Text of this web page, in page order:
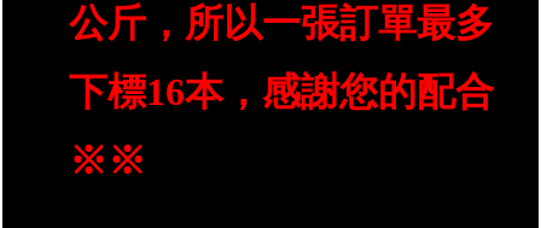
公斤，所以一張訂單最多
下標16本，感謝您的配合
※※